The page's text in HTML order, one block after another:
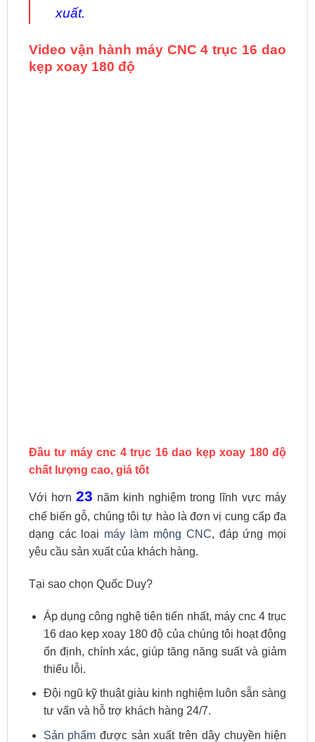
xuất.
Video vận hành máy CNC 4 trục 16 dao
kẹp xoay 180 độ
Đầu tư máy cnc 4 trục 16 dao kẹp xoay 180 độ
chất lượng cao, giá tốt
Với hơn 23 năm kinh nghiệm trong lĩnh vực máy
chế biến gỗ, chúng tôi tự hào là đơn vị cung cấp đa
dạng các loại máy làm mộng CNC, đáp ứng mọi
yêu cầu sản xuất của khách hàng.
Tại sao chọn Quốc Duy?
Áp dụng công nghệ tiên tiến nhất, máy cnc 4 trục
16 dao kẹp xoay 180 độ của chúng tôi hoạt động
ổn định, chính xác, giúp tăng năng suất và giảm
thiểu lỗi.
Đội ngũ kỹ thuật giàu kinh nghiệm luôn sẵn sàng
tư vấn và hỗ trợ khách hàng 24/7.
Sản phẩm được sản xuất trên dây chuyền hiện